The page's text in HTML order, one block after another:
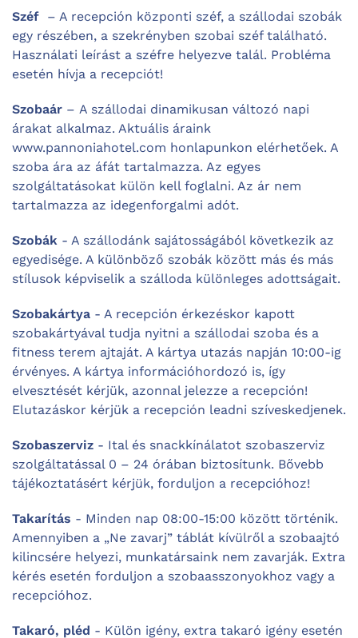
Széf – A recepción központi széf, a szállodai szobák
egy részében, a szekrényben szobai széf található.
Használati leírást a széfre helyezve talál. Probléma
esetén hívja a recepciót!
Szobaár – A szállodai dinamikusan változó napi
árakat alkalmaz. Aktuális áraink
www.pannoniahotel.com honlapunkon elérhetőek. A
szoba ára az áfát tartalmazza. Az egyes
szolgáltatásokat külön kell foglalni. Az ár nem
tartalmazza az idegenforgalmi adót.
Szobák - A szállodánk sajátosságából következik az
egyedisége. A különböző szobák között más és más
stílusok képviselik a szálloda különleges adottságait.
Szobakártya - A recepción érkezéskor kapott
szobakártyával tudja nyitni a szállodai szoba és a
fitness terem ajtaját. A kártya utazás napján 10:00-ig
érvényes. A kártya információhordozó is, így
elvesztését kérjük, azonnal jelezze a recepción!
Elutazáskor kérjük a recepción leadni szíveskedjenek.
Szobaszerviz - Ital és snackkínálatot szobaszerviz
szolgáltatással 0 – 24 órában biztosítunk. Bővebb
tájékoztatásért kérjük, forduljon a recepcióhoz!
Takarítás - Minden nap 08:00-15:00 között történik.
Amennyiben a „Ne zavarj” táblát kívülről a szobaajtó
kilincsére helyezi, munkatársaink nem zavarják. Extra
kérés esetén forduljon a szobaasszonyokhoz vagy a
recepcióhoz.
Takaró, pléd - Külön igény, extra takaró igény esetén